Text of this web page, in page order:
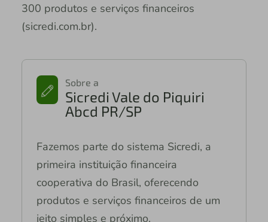
300 produtos e serviços financeiros
(sicredi.com.br).
Sobre a
Sicredi Vale do Piquiri
Abcd PR/SP
Fazemos parte do sistema Sicredi, a
primeira instituição financeira
cooperativa do Brasil, oferecendo
produtos e serviços financeiros de um
jeito simples e próximo.